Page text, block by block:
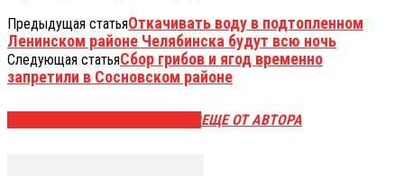
Предыдущая статьяОткачивать воду в подтопленном
Ленинском районе Челябинска будут всю ночь
Следующая статьяСбор грибов и ягод временно
запретили в Сосновском районе
ЕЩЕ ОТ АВТОРА